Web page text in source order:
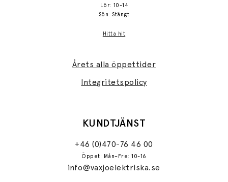
Lör: 10-14
Sön: Stängt
Hitta hit
Årets alla öppettider
Integritetspolicy
KUNDTJÄNST
+46 (0)470-76 46 00
Öppet: Mån–Fre: 10-16
info@vaxjoelektriska.se